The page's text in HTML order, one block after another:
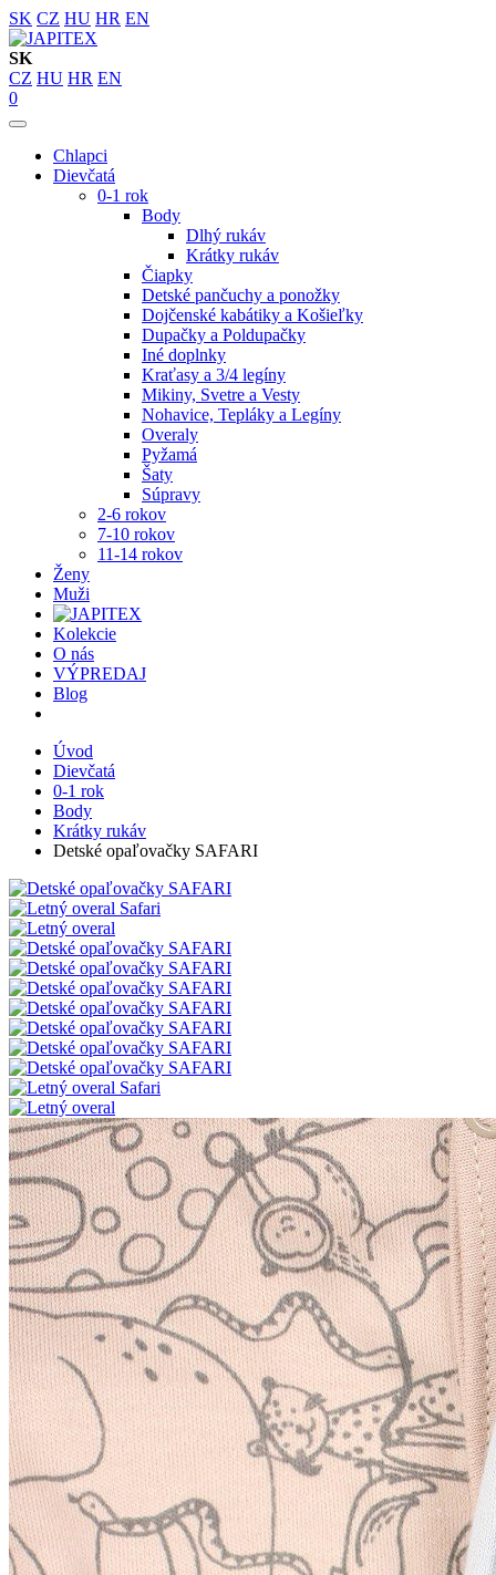
SK CZ HU HR EN
SK
CZ HU HR EN
0
Chlapci
Dievčatá
0-1 rok
Body
Dlhý rukáv
Krátky rukáv
Čiapky
Detské pančuchy a ponožky
Dojčenské kabátiky a Košieľky
Dupačky a Poldupačky
Iné doplnky
Kraťasy a 3/4 legíny
Mikiny, Svetre a Vesty
Nohavice, Tepláky a Legíny
Overaly
Pyžamá
Šaty
Súpravy
2-6 rokov
7-10 rokov
11-14 rokov
Ženy
Muži
Kolekcie
O nás
VÝPREDAJ
Blog
Úvod
Dievčatá
0-1 rok
Body
Krátky rukáv
Detské opaľovačky SAFARI